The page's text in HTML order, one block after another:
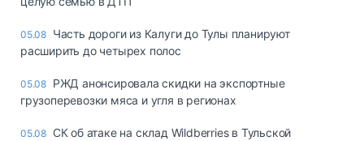
05.08 Часть дороги из Калуги до Тулы планируют
расширить до четырех полос
05.08 РЖД анонсировала скидки на экспортные
грузоперевозки мяса и угля в регионах
05.08 СК об атаке на склад Wildberries в Тульской